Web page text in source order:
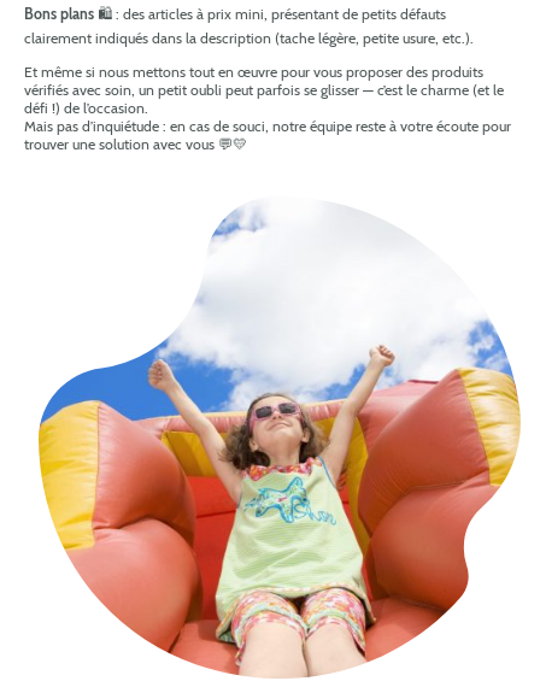
Bons plans 🛍️ : des articles à prix mini, présentant de petits défauts
clairement indiqués dans la description (tache légère, petite usure, etc.).
Et même si nous mettons tout en œuvre pour vous proposer des produits
vérifiés avec soin, un petit oubli peut parfois se glisser — c’est le charme (et le
défi !) de l’occasion.
Mais pas d’inquiétude : en cas de souci, notre équipe reste à votre écoute pour
trouver une solution avec vous 💬💛